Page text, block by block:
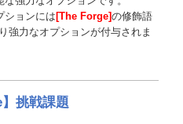
ションには [The Forge]の修飾語
強力なオプションが付与されま
挑戦課題